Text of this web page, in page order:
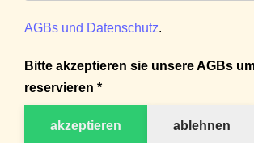
AGBs und Datenschutz.
Bitte akzeptieren sie unsere AGBs
reservieren *
akzeptieren ablehnen